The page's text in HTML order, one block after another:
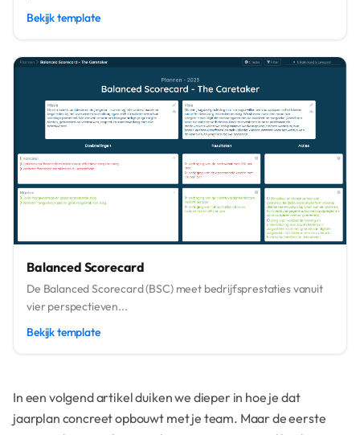
Bekijk template
Balanced Scorecard
De Balanced Scorecard (BSC) meet bedrijfsprestaties vanuit
vier perspectieven...
Bekijk template
In een volgend artikel duiken we dieper in hoe je dat
jaarplan concreet opbouwt met je team. Maar de eerste